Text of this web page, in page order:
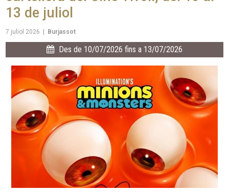
13 de juliol
7 juliol 2026 Burjassot
Des de 10/07/2026 fins a 13/07/2026